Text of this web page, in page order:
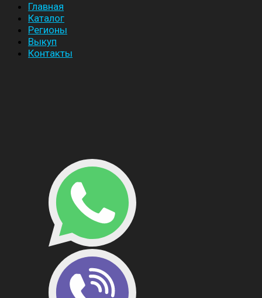
Главная
Каталог
Регионы
Выкуп
Контакты